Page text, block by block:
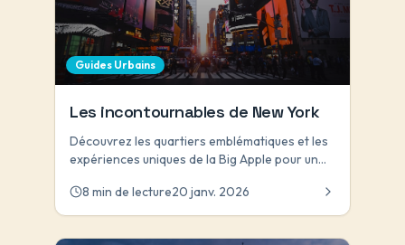
Guides Urbains
Les incontournables de New York
Découvrez les quartiers emblématiques et les
expériences uniques de la Big Apple pour un
8 min de lecture20 janv. 2026